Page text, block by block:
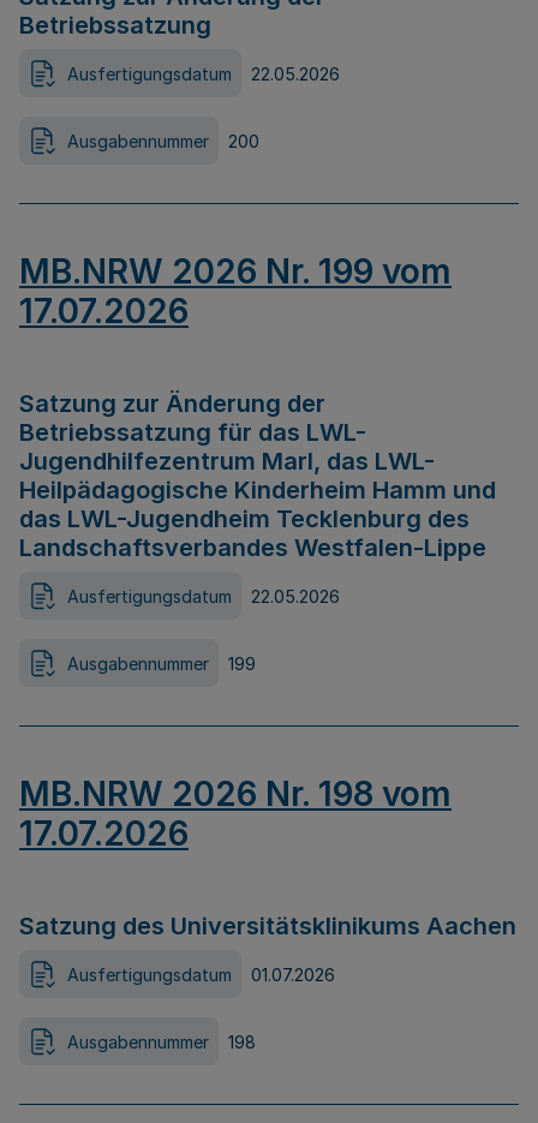
Betriebssatzung
Ausfertigungsdatum 22.05.2026
Ausgabennummer 200
MB.NRW 2026 Nr. 199 vom
17.07.2026
Satzung zur Änderung der
Betriebssatzung für das LWL-
Jugendhilfezentrum Marl, das LWL-
Heilpädagogische Kinderheim Hamm und
das LWL-Jugendheim Tecklenburg des
Landschaftsverbandes Westfalen-Lippe
Ausfertigungsdatum 22.05.2026
Ausgabennummer 199
MB.NRW 2026 Nr. 198 vom
17.07.2026
Satzung des Universitätsklinikums Aachen
Ausfertigungsdatum 01.07.2026
Ausgabennummer 198